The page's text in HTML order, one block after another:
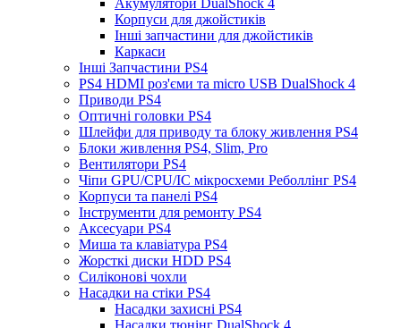
Акумулятори DualShock 4
Корпуси для джойстиків
Інші запчастини для джойстиків
Каркаси
Інші Запчастини PS4
PS4 HDMI роз'єми та micro USB DualShock 4
Приводи PS4
Оптичні головки PS4
Шлейфи для приводу та блоку живлення PS4
Блоки живлення PS4, Slim, Pro
Вентилятори PS4
Чіпи GPU/CPU/IC мікросхеми Реболлінг PS4
Корпуси та панелі PS4
Інструменти для ремонту PS4
Аксесуари PS4
Миша та клавіатура PS4
Жорсткі диски HDD PS4
Силіконові чохли
Насадки на стіки PS4
Насадки захисні PS4
Насадки тюнінг DualShock 4